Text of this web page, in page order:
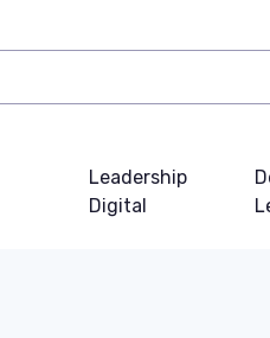
Leadership
Digital